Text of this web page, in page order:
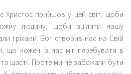
Христос прийшов у цей світ, щоби
людину, щоби зцілити нашу
гріхами. Бог створив нас на Свій
що кожен із нас міг перебувати в
та щасті. Проте ми не забажали бути